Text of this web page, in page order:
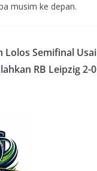
musim ke depan.
Lolos Semifinal Usai
RB Leipzig 2-0